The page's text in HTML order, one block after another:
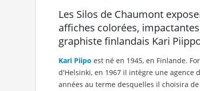
Les Silos de Chaumont
affiches colorées,
graphiste finlandais Kari
Kari Piipo est né en 1945, en Finlande.
d'Helsinki, en 1967 il intègre une agence
années au terme desquelles il choisira